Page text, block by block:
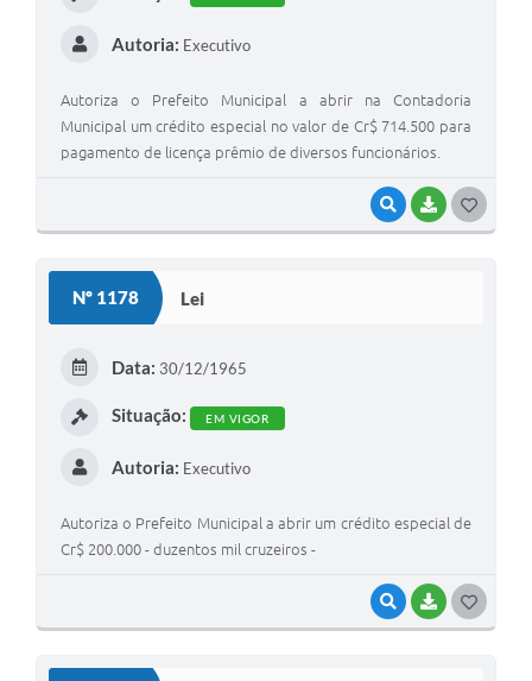
VISUALIZAR
BAIXAR
Autoria: Executivo
Autoriza o Prefeito Municipal a abrir na Contadoria
Municipal um crédito especial no valor de Cr$ 714.500 para
pagamento de licença prêmio de diversos funcionários.
Nº 1178 Lei
VISUALIZAR
BAIXAR
Data: 30/12/1965
Situação: EM VIGOR
Autoria: Executivo
Autoriza o Prefeito Municipal a abrir um crédito especial de
Cr$ 200.000 - duzentos mil cruzeiros -